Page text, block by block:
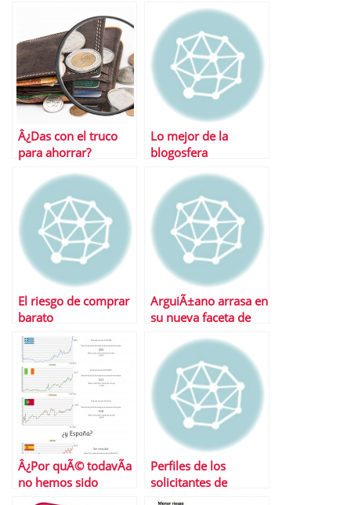
Â¿CÃ³mo hemos
llegado hasta aquÃ­ y
quÃ© hacer ahora
con tu piso?
Â¿Das con el truco
para ahorrar?
Lo mejor de la
blogosfera
El riesgo de comprar
barato
ArguiÃ±ano arrasa en
su nueva faceta de
Â¿Por quÃ© todavÃ­a
no hemos sido
rescatados?
Perfiles de los
solicitantes de
microcrÃ©ditos